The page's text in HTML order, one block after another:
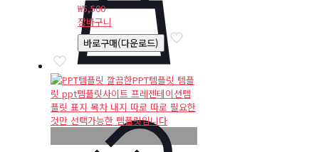
₩5,500
장바구니
바로구매(다운로드)